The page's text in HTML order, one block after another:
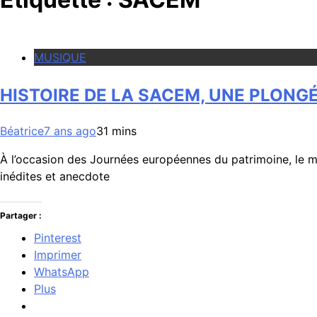
MUSIQUE
HISTOIRE DE LA SACEM, UNE
Béatrice7 ans ago31 mins
À l’occasion des Journées européennes du patrimoine, le
inédites et anecdote
Partager :
Pinterest
Imprimer
WhatsApp
Plus